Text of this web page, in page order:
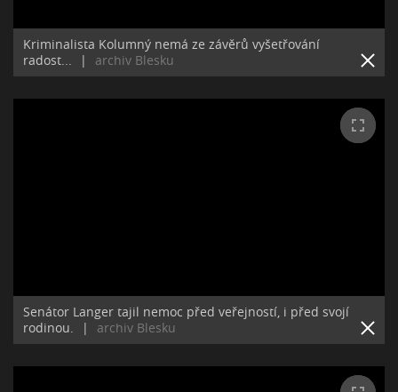
Kriminalista Kolumný nemá ze závěrů vyšetřování
radost...
| archiv Blesku
Senátor Langer tajil nemoc před veřejností, i před svojí
rodinou.
| archiv Blesku